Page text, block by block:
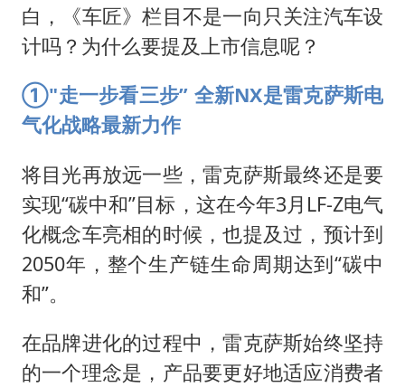
我国民营企业创新动能持续增强
白，《车匠》栏目不是一向只关注汽车设
计吗？为什么要提及上市信息呢？
①"走一步看三步” 全新NX是雷克萨斯电
气化战略最新力作
将目光再放远一些，雷克萨斯最终还是要
实现“碳中和”目标，这在今年3月LF-Z电气
化概念车亮相的时候，也提及过，预计到
2050年，整个生产链生命周期达到“碳中
和”。
在品牌进化的过程中，雷克萨斯始终坚持
的一个理念是，产品要更好地适应消费者